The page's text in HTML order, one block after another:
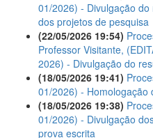
01/2026) - Divulgação
dos projetos de pesquisa
(22/05/2026 19:54)
Professor Visitante,
2026) - Divulgação do
(18/05/2026 19:41)
01/2026) - Homologação
(18/05/2026 19:38)
01/2026) - Divulgação
prova escrita